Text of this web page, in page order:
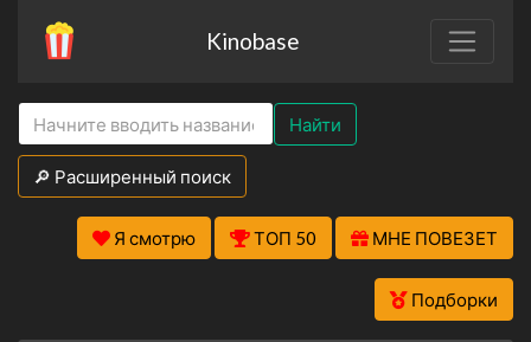
Kinobase
Найти
🔎 Расширенный поиск
Я смотрю ТОП 50 МНЕ ПОВЕЗЕТ
Подборки